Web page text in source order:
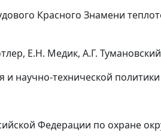
Красного Знамени
, Е.Н. Медик, А.Г. Тумановский
научно-технической
Федерации по охране